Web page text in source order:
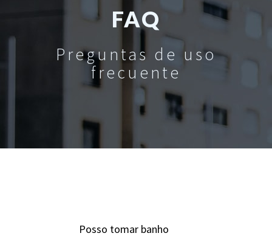
FAQ
Preguntas de uso
frecuente
Posso tomar banho